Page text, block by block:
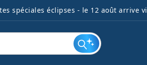
spéciales éclipses - le 12 août arrive